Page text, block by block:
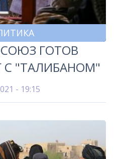
ГОТОВ
С "ТАЛИБАНОМ"
- 19:15